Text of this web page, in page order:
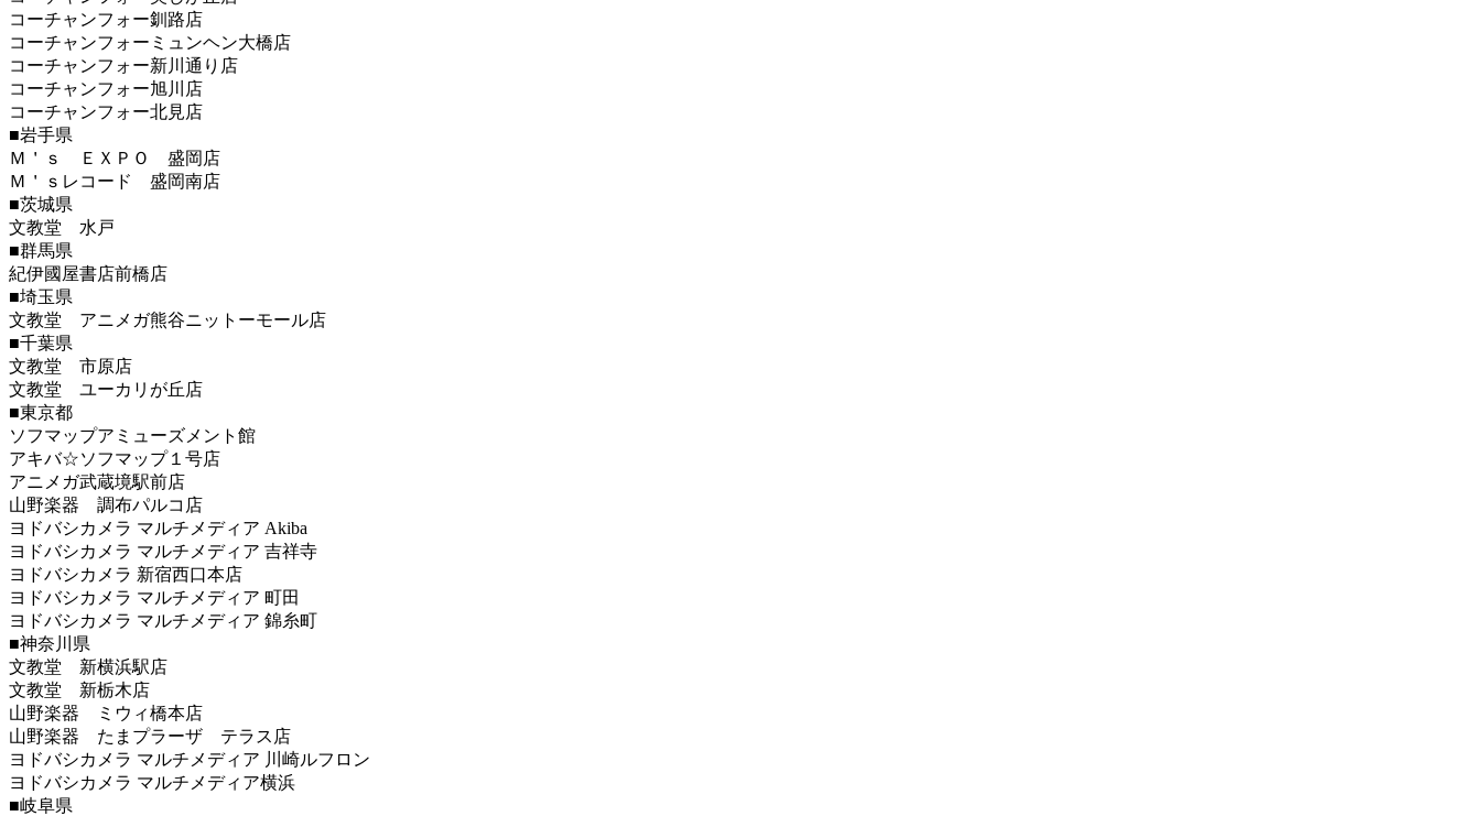
コーチャンフォー釧路店
コーチャンフォーミュンヘン大橋店
コーチャンフォー新川通り店
コーチャンフォー旭川店
コーチャンフォー北見店
■岩手県
Ｍ＇ｓ ＥＸＰＯ 盛岡店
Ｍ＇ｓレコード 盛岡南店
■茨城県
文教堂 水戸
■群馬県
紀伊國屋書店前橋店
■埼玉県
文教堂 アニメガ熊谷ニットーモール店
■千葉県
文教堂 市原店
文教堂 ユーカリが丘店
■東京都
ソフマップアミューズメント館
アキバ☆ソフマップ１号店
アニメガ武蔵境駅前店
山野楽器 調布パルコ店
ヨドバシカメラ マルチメディア Akiba
ヨドバシカメラ マルチメディア 吉祥寺
ヨドバシカメラ 新宿西口本店
ヨドバシカメラ マルチメディア 町田
ヨドバシカメラ マルチメディア 錦糸町
■神奈川県
文教堂 新横浜駅店
文教堂 新栃木店
山野楽器 ミウィ橋本店
山野楽器 たまプラーザ テラス店
ヨドバシカメラ マルチメディア 川崎ルフロン
ヨドバシカメラ マルチメディア横浜
■岐阜県